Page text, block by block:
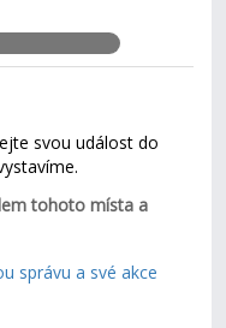
svou událost do
tohoto místa a
správu a své akce